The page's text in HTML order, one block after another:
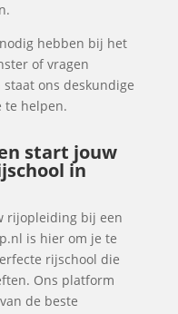
hebben bij het
of vragen
ons deskundige
te helpen.
start jouw
in
rijopleiding bij een
is hier om je te
rijschool die
Ons platform
de beste